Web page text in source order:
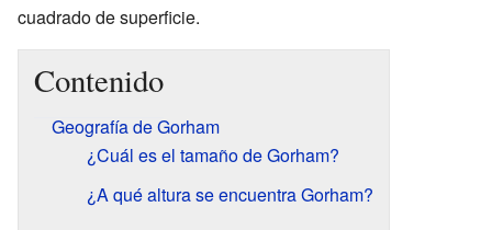
cuadrado de superficie.
Contenido
Geografía de Gorham
¿Cuál es el tamaño de Gorham?
¿A qué altura se encuentra Gorham?